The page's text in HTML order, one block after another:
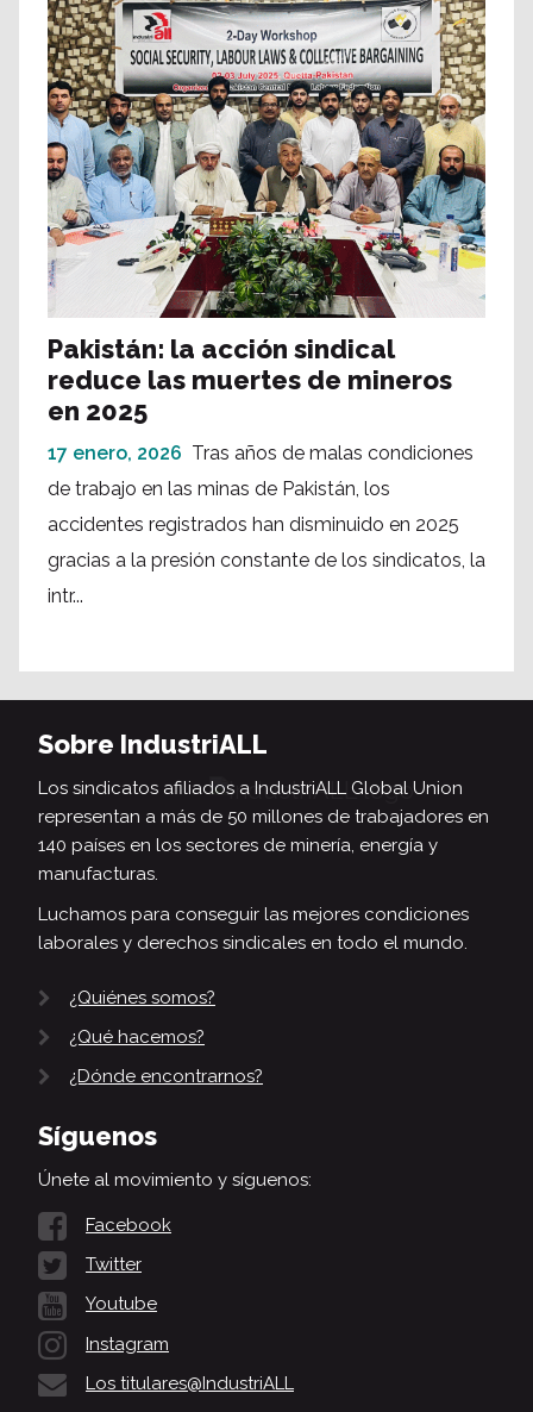
Pakistán: la acción sindical
reduce las muertes de mineros
en 2025
17 enero, 2026 Tras años de malas condiciones
de trabajo en las minas de Pakistán, los
accidentes registrados han disminuido en 2025
gracias a la presión constante de los sindicatos, la
intr...
Sobre IndustriALL
Los sindicatos afiliados a IndustriALL Global Union
representan a más de 50 millones de trabajadores en
140 países en los sectores de minería, energía y
manufacturas.
Luchamos para conseguir las mejores condiciones
laborales y derechos sindicales en todo el mundo.
¿Quiénes somos?
¿Qué hacemos?
¿Dónde encontrarnos?
Síguenos
Únete al movimiento y síguenos:
Facebook
Twitter
Youtube
Instagram
Los titulares@IndustriALL